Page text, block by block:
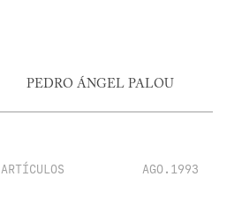
PEDRO ÁNGEL PALOU
ARTÍCULOS AGO.1993